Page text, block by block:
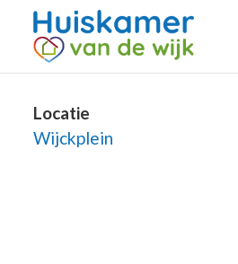
Locatie
Wijckplein